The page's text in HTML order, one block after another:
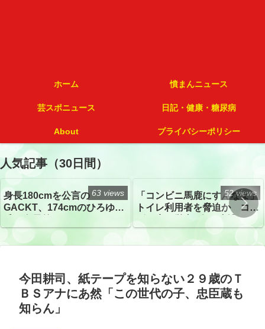
ホーム 憤まんニュース
芸スポニュース 日記・健康・糖尿病
About プライバシーポリシー
人気記事（30日間）
身長180cmを公言の
GACKT、174cmのひろゆき
トざわつき イベントでの写
真が話題
63 views
「コンビニ馬鹿にすんなよ」
トイレ利用者を脅迫か コン
52 views
今田耕司、紙テープを知らない２９歳のＴ
ＢＳアナにあ然「この世代の子、忠臣蔵も
知らん」